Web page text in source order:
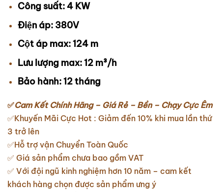
Công suất: 4 KW
Điện áp: 380V
Cột áp max: 124 m
Lưu lượng max: 12 m³/h
Bảo hành: 12 tháng
✅Cam Kết Chính Hãng – Giá Rẻ – Bền – Chạy Cực Êm
✅Khuyến Mãi Cực Hot : Giảm đến 10% khi mua lần thứ
3 trở lên
✅Hỗ trợ vận Chuyển Toàn Quốc
✅ Giá sản phẩm chưa bao gồm VAT
✅ Với đội ngũ kinh nghiệm hơn 10 năm – cam kết
khách hàng chọn được sản phẩm ưng ý